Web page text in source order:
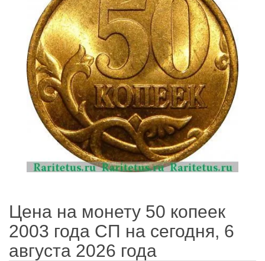
Цена на монету 50 копеек
2003 года СП на сегодня, 6
августа 2026 года